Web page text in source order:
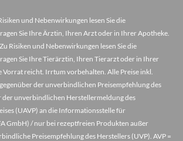
und Nebenwirkungen lesen Sie die
Sie Ihre Ärztin, Ihren Arzt oder in Ihrer Apotheke.
Risiken und Nebenwirkungen lesen Sie die
Sie Ihre Tierärztin, Ihren Tierarzt oder in Ihrer
Vorrat reicht. Irrtum vorbehalten. Alle Preise inkl.
der unverbindlichen Preisempfehlung des
der unverbindlichen Herstellermeldung des
(UAVP) an die Informationsstelle für
GmbH) / nur bei rezeptfreien Produkten außer
Preisempfehlung des Herstellers (UVP). AVP =